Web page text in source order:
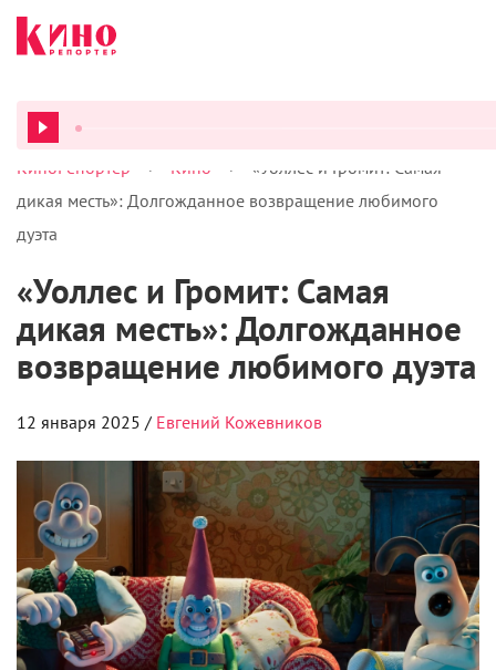
ВСЕ
КиноРепортер > Кино >
«Уоллес и Громит: Самая
дикая месть»: Долгожданное возвращение любимого
дуэта
«Уоллес и Громит: Самая
дикая месть»: Долгожданное
возвращение любимого дуэта
12 января 2025 / Евгений Кожевников